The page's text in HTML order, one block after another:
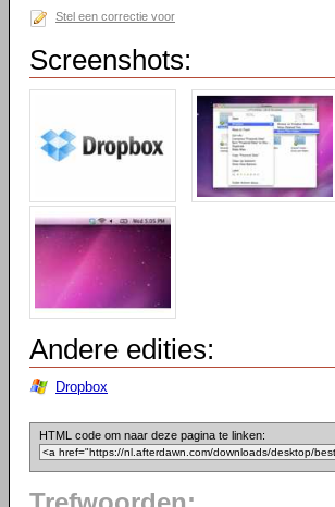
Stel een correctie voor
Screenshots:
Andere edities:
Dropbox
HTML code om naar deze pagina te linken: